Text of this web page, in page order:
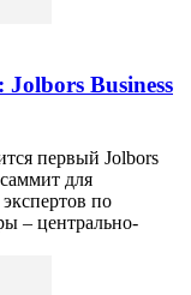
Business
первый Jolbors
для
по
– центрально-